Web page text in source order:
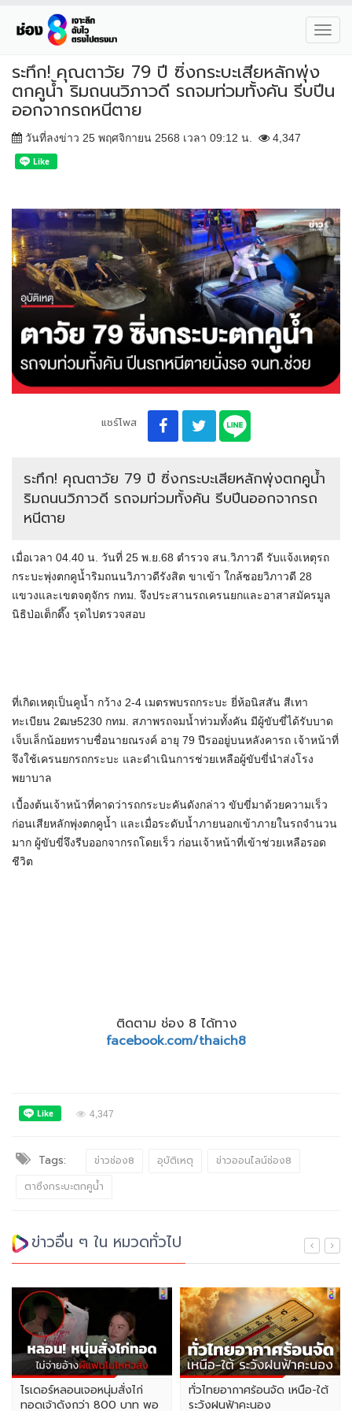
ระทึก! คุณตาวัย 79 ปี ซิ่งกระบะเสียหลักพุ่ง
ตกคูน้ำ ริมถนนวิภาวดี รถจมท่วมทั้งคัน รีบปีน
ออกจากรถหนีตาย
วันที่ลงข่าว 25 พฤศจิกายน 2568 เวลา 09:12 น. 4,347
แชร์โพส
ระทึก! คุณตาวัย 79 ปี ซิ่งกระบะเสียหลักพุ่งตกคูน้ำ
ริมถนนวิภาวดี รถจมท่วมทั้งคัน รีบปีนออกจากรถ
หนีตาย
เมื่อเวลา 04.40 น. วันที่ 25 พ.ย.68 ตำรวจ สน.วิภาวดี รับแจ้งเหตุรถ
กระบะพุ่งตกคูน้ำริมถนนวิภาวดีรังสิต ขาเข้า ใกล้ซอยวิภาวดี 28
แขวงและเขตจตุจักร กทม. จึงประสานรถเครนยกและอาสาสมัครมูล
นิธิป่อเต็กตึ๊ง รุดไปตรวจสอบ
ที่เกิดเหตุเป็นคูน้ำ กว้าง 2-4 เมตรพบรถกระบะ ยี่ห้อนิสสัน สีเทา
ทะเบียน 2ฒษ5230 กทม. สภาพรถจมน้ำท่วมทั้งคัน มีผู้ขับขี่ได้รับบาด
เจ็บเล็กน้อยทราบชื่อนายณรงค์ อายุ 79 ปีรออยู่บนหลังคารถ เจ้าหน้าที่
จึงใช้เครนยกรถกระบะ และดำเนินการช่วยเหลือผู้ขับขี่นำส่งโรง
พยาบาล
เบื้องต้นเจ้าหน้าที่คาดว่ารถกระบะคันดังกล่าว ขับขี่มาด้วยความเร็ว
ก่อนเสียหลักพุ่งตกคูน้ำ และเมื่อระดับน้ำภายนอกเข้าภายในรถจำนวน
มาก ผู้ขับขี่จึงรีบออกจากรถโดยเร็ว ก่อนเจ้าหน้าที่เข้าช่วยเหลือรอด
ชีวิต
ติดตาม ช่อง 8 ได้ทาง
facebook.com/thaich8
4,347
Tags: ข่าวช่อง8 อุบัติเหตุ
ข่าวออนไลน์ช่อง8
ตาซิ่งกระบะตกคูน้ำ
ข่าวอื่น ๆ ใน หมวดทั่วไป
ไรเดอร์หลอนเจอหนุ่มสั่งไก่
ทอดเจ้าดังกว่า 800 บาท พอ
ทั่วไทยอากาศร้อนจัด เหนือ-ใต้
ระวังฝนฟ้าคะนอง